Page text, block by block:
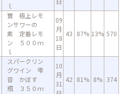
ｌ
寶 極上レモ
ンサワーの
素 定番レモ
ン ５００ｍ
ｌ
09
月
18
日
43 87% 13% 570
スパークリン
グワイン 雫
音 かぼす
瓶 ３５０ｍ
10
月
31
42 81% 8% 374